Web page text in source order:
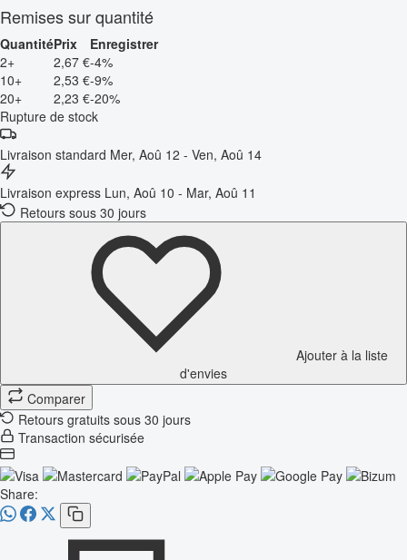
Remises sur quantité
QuantitéPrix
Enregistrer
2+
2,67 €-4%
10+
2,53 €-9%
20+
2,23 €-20%
Rupture de stock
Livraison standard Mer, Aoû 12 - Ven, Aoû 14
Livraison express Lun, Aoû 10 - Mar, Aoû 11
Retours sous 30 jours
Ajouter à la liste
d'envies
Comparer
Retours gratuits sous 30 jours
Transaction sécurisée
Share: